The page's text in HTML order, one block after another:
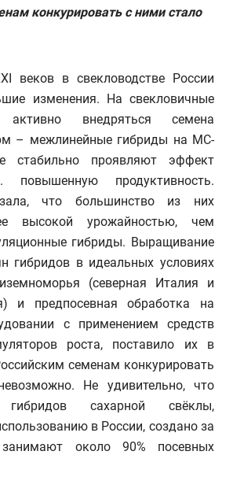
конкурировать с ними стало
веков в свекловодстве России
изменения. На свекловичные
внедряться семена
– межлинейные гибриды на МС-
стабильно проявляют эффект
повышенную продуктивность.
что большинство из них
высокой урожайностью, чем
гибриды. Выращивание
гибридов в идеальных условиях
(северная Италия и
и предпосевная обработка на
с применением средств
роста, поставило их в
семенам конкурировать
Не удивительно, что
сахарной свёклы,
в России, создано за
около 90% посевных